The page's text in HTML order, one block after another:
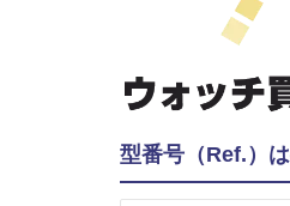
型番号（Ref.）